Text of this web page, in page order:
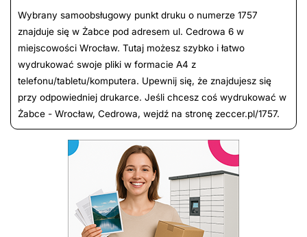
Wybrany samoobsługowy punkt druku o numerze 1757
znajduje się w Żabce pod adresem ul. Cedrowa 6 w
miejscowości Wrocław. Tutaj możesz szybko i łatwo
wydrukować swoje pliki w formacie A4 z
telefonu/tabletu/komputera. Upewnij się, że znajdujesz się
przy odpowiedniej drukarce. Jeśli chcesz coś wydrukować w
Żabce - Wrocław, Cedrowa, wejdź na stronę zeccer.pl/1757.